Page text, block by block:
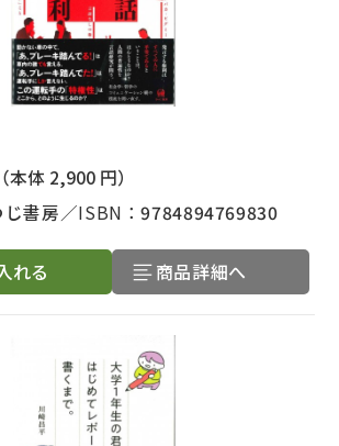
（本体 2,900 円）
じ書房 ISBN：9784894769830
れる 商品詳細へ